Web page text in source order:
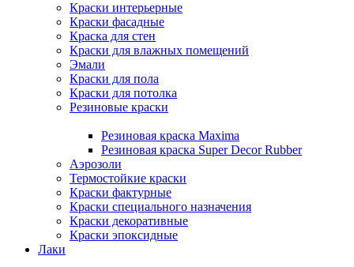
Краски интерьерные
Краски фасадные
Краска для стен
Краски для влажных помещений
Эмали
Краски для пола
Краски для потолка
Резиновые краски
Резиновая краска Maxima
Резиновая краска Super Decor Rubber
Аэрозоли
Термостойкие краски
Краски фактурные
Краски специального назначения
Краски декоративные
Краски эпоксидные
Лаки